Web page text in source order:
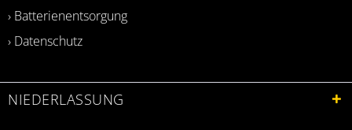
› Batterienentsorgung
› Datenschutz
NIEDERLASSUNG